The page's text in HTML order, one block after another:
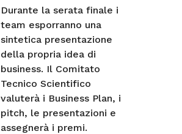
Durante la serata finale i
team esporranno una
sintetica presentazione
della propria idea di
business. Il Comitato
Tecnico Scientifico
valuterà i Business Plan, i
pitch, le presentazioni e
assegnerà i premi.